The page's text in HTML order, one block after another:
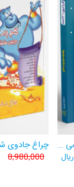
کار و تمرین + 500 تست ریاضی چهارم
8,980,000